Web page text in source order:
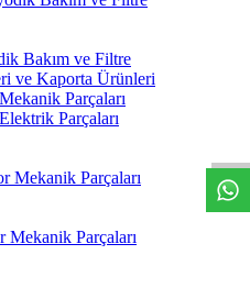
Bakım ve Filtre
ve Kaporta Ürünleri
Parçaları
Parçaları
Mekanik Parçaları
Mekanik Parçaları